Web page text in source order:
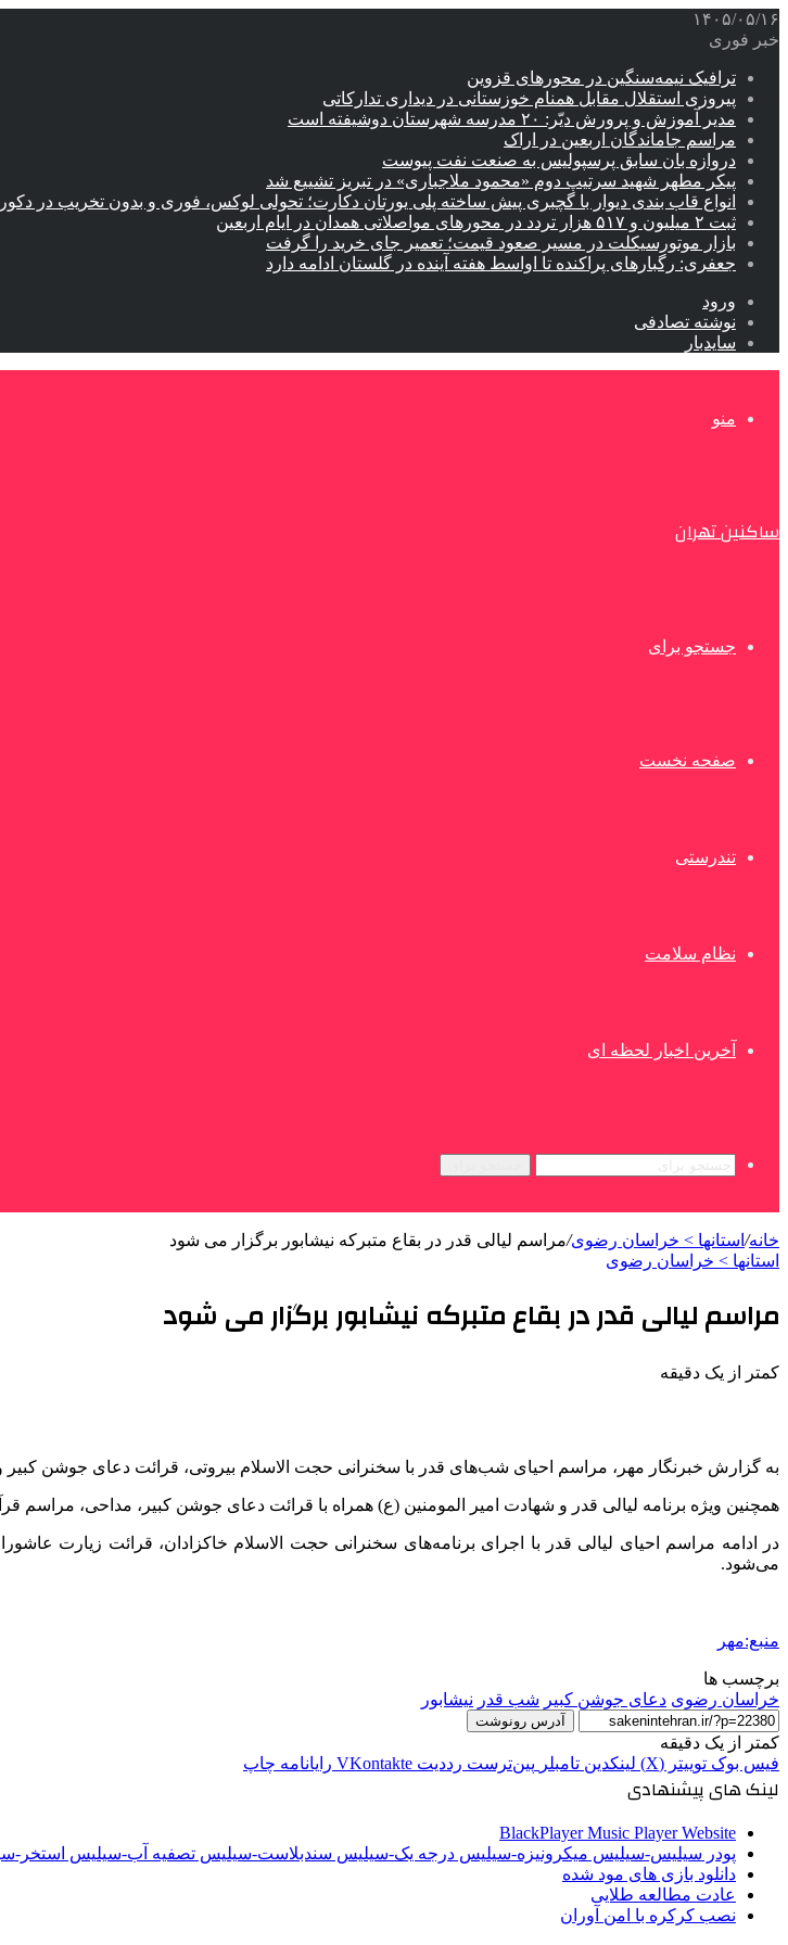
۱۴۰۵/۰۵/۱۶
خبر فوری
ترافیک نیمه‌سنگین در محورهای قزوین
پیروزی استقلال مقابل همنام خوزستانی در دیداری تدارکاتی
مدیر آموزش و پرورش دیّر: ۲۰ مدرسه شهرستان دوشیفته است
مراسم جاماندگان اربعین در اراک
دروازه بان سابق پرسپولیس به صنعت نفت پیوست
پیکر مطهر شهید سرتیپ دوم «محمود ملاجباری» در تبریز تشییع شد
انواع قاب بندی دیوار با گچبری پیش ساخته پلی یورتان دکارت؛ تحولی لوکس، فوری و بدون تخریب در
ثبت ۲ میلیون و ۵۱۷ هزار تردد در محورهای مواصلاتی همدان در ایام اربعین
بازار موتورسیکلت در مسیر صعود قیمت؛ تعمیر جای خرید را گرفت
جعفری: رگبارهای پراکنده تا اواسط هفته آینده در گلستان ادامه دارد
ورود
نوشته تصادفی
سایدبار
منو
ساکنین تهران
جستجو برای
صفحه نخست
تندرستی
نظام سلامت
آخرین اخبار لحظه ای
خانه/ استانها > خراسان رضوی/مراسم لیالی قدر در بقاع متبرکه نیشابور برگزار می شود
استانها > خراسان رضوی
مراسم لیالی قدر در بقاع متبرکه نیشابور برگزار می شود
کمتر از یک دقیقه
به گزارش خبرنگار مهر، مراسم احیای شب‌های قدر با سخنرانی حجت الاسلام بیروتی، قرائت دعای جوشن کبیر
همچنین ویژه برنامه لیالی قدر و شهادت امیر المومنین (ع) همراه با قرائت دعای جوشن کبیر، مداحی، مراسم
در ادامه مراسم احیای لیالی قدر با اجرای برنامه‌های سخنرانی حجت الاسلام خاکزادان، قرائت زیارت
می‌شود.
منبع:مهر
برچسب ها
خراسان رضوی دعای جوشن کبیر شب قدر نیشابور
آدرس رونوشت
کمتر از یک دقیقه
فیس بوک توییتر (X) لینکدین ‫تامبلر ‫پین‌ترست ‫رددیت ‫VKontakte رایانامه چاپ
لینک های پیشنهادی
BlackPlayer Music Player Website
پودر سیلیس-سیلیس میکرونیزه-سیلیس درجه یک-سیلیس سندبلاست-سیلیس تصفیه آب-سیلیس
دانلود بازی های مود شده
عادت مطالعه طلایی
نصب کرکره با امن آوران